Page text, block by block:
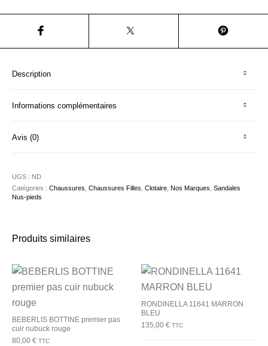
Description
Informations complémentaires
Avis (0)
UGS : ND
Catégories :Chaussures ,Chaussures Filles ,Clotaire Nos Marques ,Sandales
Nus-pieds
Produits similaires
BEBERLIS BOTTINE premier pas
cuir nubuck rouge
80,00€ TTC
RONDINELLA 11641 MARRON
BLEU
135,00 € TTC